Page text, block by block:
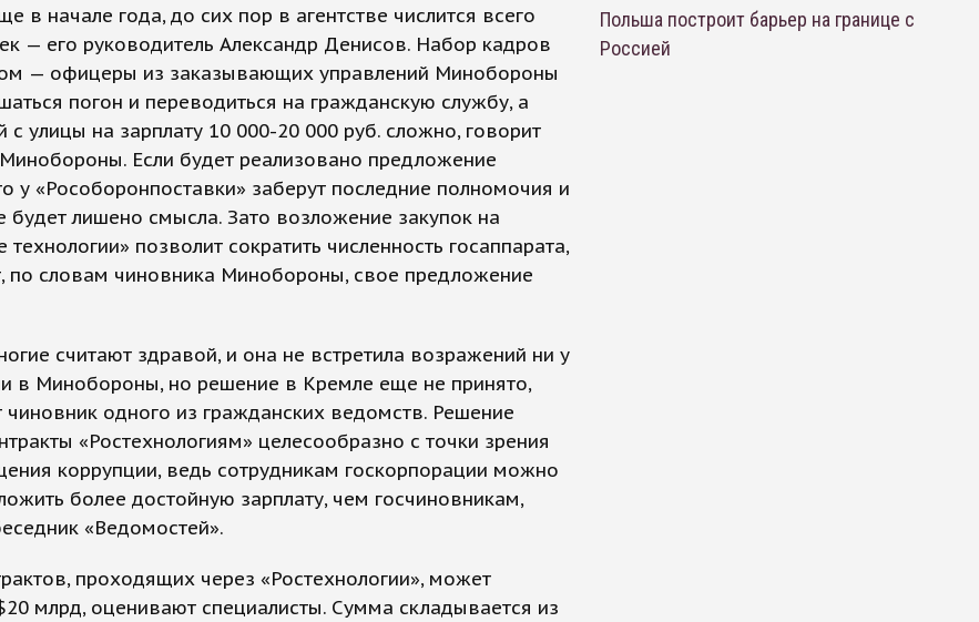
в начале года, до сих пор в агентстве числится всего
— его руководитель Александр Денисов. Набор кадров
— офицеры из заказывающих управлений Минобороны
погон и переводиться на гражданскую службу, а
с улицы на зарплату 10 000-20 000 руб. сложно, говорит
Если будет реализовано предложение
у «Рособоронпоставки» заберут последние полномочия и
будет лишено смысла. Зато возложение закупок на
технологии» позволит сократить численность госаппарата,
по словам чиновника Минобороны, свое предложение
считают здравой, и она не встретила возражений ни у
в Минобороны, но решение в Кремле еще не принято,
чиновник одного из гражданских ведомств. Решение
«Ростехнологиям» целесообразно с точки зрения
коррупции, ведь сотрудникам госкорпорации можно
более достойную зарплату, чем госчиновникам,
«Ведомостей».
проходящих через «Ростехнологии», может
млрд, оценивают специалисты. Сумма складывается из
Польша построит барьер на границе с
Россией